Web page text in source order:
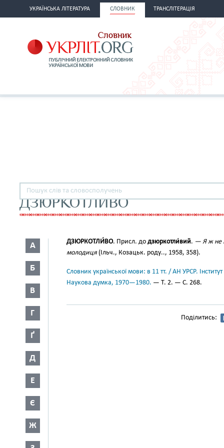
УКРАЇНСЬКА ЛІТЕРАТУРА СЛОВНИК ТРАНСЛІТЕРАЦІЯ
ДЗЮРКОТЛИВО
А
Б
В
Г
Ґ
Д
Е
Є
Ж
ДЗЮРКОТЛИ́ВО. Присл. до дзюркотли́вий. — Я ж не
молодиця (Ільч., Козацьк. роду.., 1958, 358).
Словник української мови: в 11 тт. / АН УРСР.
Наукова думка, 1970—1980. — Т. 2. — С. 268.
Поділитись: